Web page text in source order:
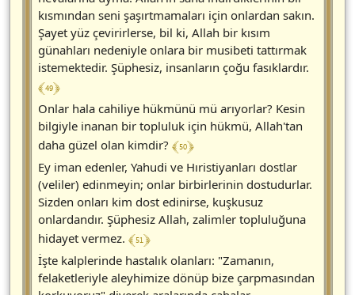
kısmından seni şaşırtmamaları için onlardan sakın.
Şayet yüz çevirirlerse, bil ki, Allah bir kısım
günahları nedeniyle onlara bir musibeti tattırmak
istemektedir. Şüphesiz, insanların çoğu fasıklardır.
﴾ 49 ﴿
Onlar hala cahiliye hükmünü mü arıyorlar? Kesin
bilgiyle inanan bir topluluk için hükmü, Allah'tan
daha güzel olan kimdir? ﴾ 50 ﴿
Ey iman edenler, Yahudi ve Hıristiyanları dostlar
(veliler) edinmeyin; onlar birbirlerinin dostudurlar.
Sizden onları kim dost edinirse, kuşkusuz
onlardandır. Şüphesiz Allah, zalimler topluluğuna
hidayet vermez. ﴾ 51 ﴿
İşte kalplerinde hastalık olanları: "Zamanın,
felaketleriyle aleyhimize dönüp bize çarpmasından